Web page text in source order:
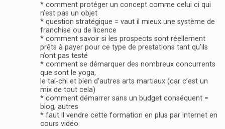
* comment protéger un concept comme celui ci qui
n’est pas un objet
* question stratégique = vaut il mieux une système de
franchise ou de licence
* comment savoir si les prospects sont réellement
prêts à payer pour ce type de prestations tant qu’ils
n’ont pas testé
* comment se démarquer des nombreux concurrents
que sont le yoga,
le tai-chi et bien d’autres arts martiaux (car c’est un
mix de tout cela)
* comment démarrer sans un budget conséquent =
blog, autres
* faut il vendre cette formation en plus par internet en
cours vidéo